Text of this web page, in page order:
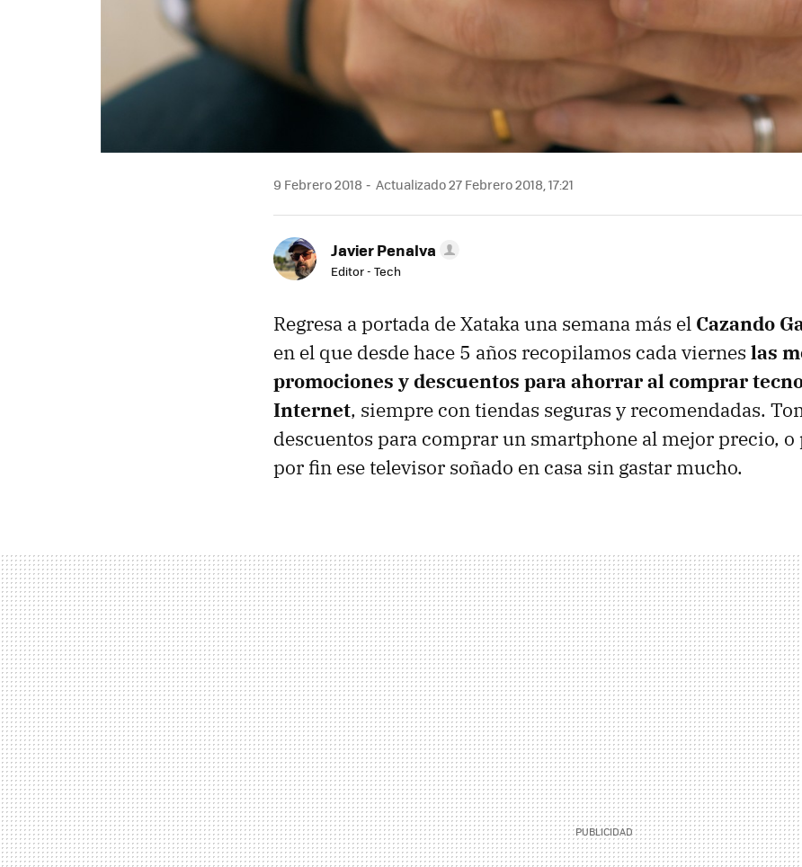
9 Febrero 2018 Actualizado 27 Febrero 2018, 17:21
Javier Penalva
Editor - Tech
Regresa a portada de Xataka una semana más el Cazando
en el que desde hace 5 años recopilamos cada viernes las
promociones y descuentos para ahorrar al comprar
Internet, siempre con tiendas seguras y recomendadas.
descuentos para comprar un smartphone al mejor precio,
por fin ese televisor soñado en casa sin gastar mucho.